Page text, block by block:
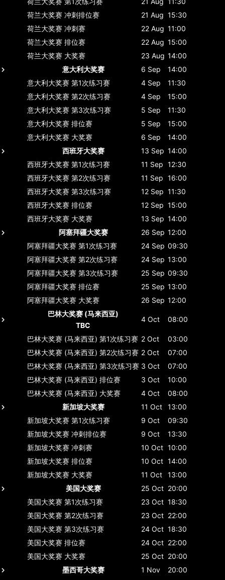
荷兰大奖赛 冲刺排位赛 21 Aug 15:30
荷兰大奖赛 冲刺赛 22 Aug 11:00
荷兰大奖赛 排位赛 22 Aug 15:00
荷兰大奖赛 大奖赛 23 Aug 14:00
意大利大奖赛
6 Sep
14:00
意大利大奖赛 第1次练习赛 4 Sep
11:30
意大利大奖赛 第2次练习赛 4 Sep
15:00
意大利大奖赛 第3次练习赛 5 Sep
11:30
意大利大奖赛 排位赛 5 Sep
15:00
意大利大奖赛 大奖赛 6 Sep
14:00
西班牙大奖赛
13 Sep 14:00
西班牙大奖赛 第1次练习赛 11 Sep 12:30
西班牙大奖赛 第2次练习赛 11 Sep 16:00
西班牙大奖赛 第3次练习赛 12 Sep 11:30
西班牙大奖赛 排位赛 12 Sep 15:00
西班牙大奖赛 大奖赛 13 Sep 14:00
阿塞拜疆大奖赛
26 Sep 12:00
阿塞拜疆大奖赛 第1次练习赛 24 Sep 09:30
阿塞拜疆大奖赛 第2次练习赛 24 Sep 13:00
阿塞拜疆大奖赛 第3次练习赛 25 Sep 09:30
阿塞拜疆大奖赛 排位赛 25 Sep 13:00
阿塞拜疆大奖赛 大奖赛 26 Sep 12:00
巴林大奖赛 (马来西亚)
TBC
4 Oct 08:00
巴林大奖赛 (马来西亚) 第1次练习赛 2 Oct
03:00
巴林大奖赛 (马来西亚) 第2次练习赛 2 Oct
07:00
巴林大奖赛 (马来西亚) 第3次练习赛 3 Oct
07:00
巴林大奖赛 (马来西亚) 排位赛 3 Oct
10:00
巴林大奖赛 (马来西亚) 大奖赛 4 Oct
08:00
新加坡大奖赛
11 Oct
13:00
新加坡大奖赛 第1次练习赛 9 Oct
09:30
新加坡大奖赛 冲刺排位赛 9 Oct
13:30
新加坡大奖赛 冲刺赛 10 Oct 10:00
新加坡大奖赛 排位赛 10 Oct 14:00
新加坡大奖赛 大奖赛 11 Oct
13:00
美国大奖赛
25 Oct 20:00
美国大奖赛 第1次练习赛 23 Oct 18:30
美国大奖赛 第2次练习赛 23 Oct 22:00
美国大奖赛 第3次练习赛 24 Oct 18:30
美国大奖赛 排位赛 24 Oct 22:00
美国大奖赛 大奖赛 25 Oct 20:00
墨西哥大奖赛
1 Nov
20:00